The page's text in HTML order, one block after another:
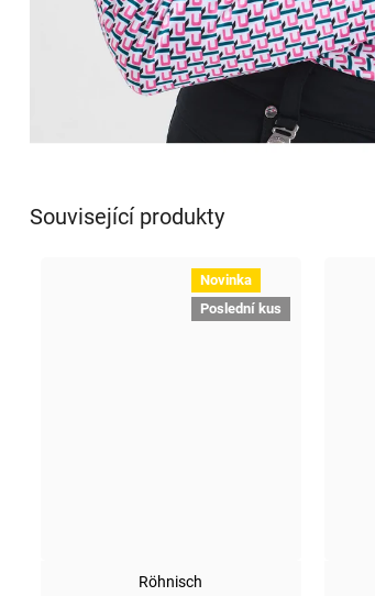
Související produkty
Novinka
Poslední kus
Röhnisch